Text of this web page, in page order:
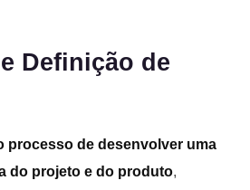
Definição de
processo de desenvolver uma
do projeto e do produto,